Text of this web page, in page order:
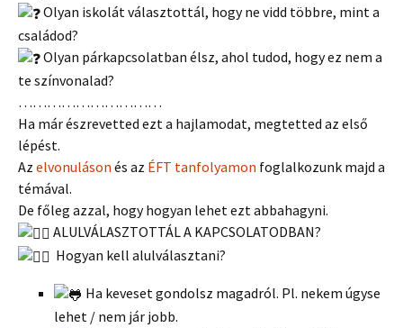
Olyan iskolát választottál, hogy ne vidd többre, mint a
családod?
Olyan párkapcsolatban élsz, ahol tudod, hogy ez nem a
te színvonalad?
…………………………
Ha már észrevetted ezt a hajlamodat, megtetted az első
lépést.
Az elvonuláson és az ÉFT tanfolyamon foglalkozunk majd a
témával.
De főleg azzal, hogy hogyan lehet ezt abbahagyni.
ALULVÁLASZTOTTÁL A KAPCSOLATODBAN?
Hogyan kell alulválasztani?
Ha keveset gondolsz magadról. Pl. nekem úgyse
lehet / nem jár jobb.